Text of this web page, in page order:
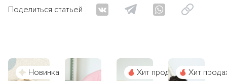
ВОПРОСЫ
КОНТАКТЫ
Поделиться статьей
Новинка Хит продаж Хит